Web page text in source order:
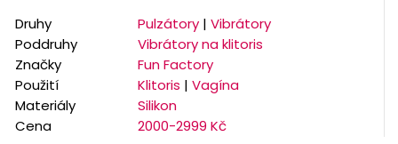
Druhy Pulzátory | Vibrátory
Poddruhy
Vibrátory na klitoris
Značky
Fun Factory
Použití
Klitoris | Vagína
Materiály
Silikon
Cena
2000-2999 Kč